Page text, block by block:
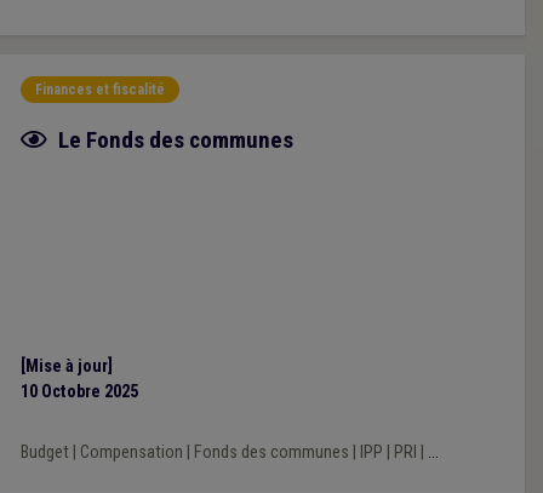
Finances et fiscalité
Fiche focus
Le Fonds des communes
[Mise à jour]
10 Octobre 2025
Budget| Compensation Fonds des communes IPP PRI ...